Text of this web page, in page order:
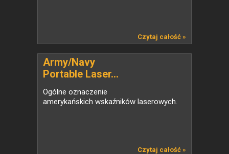
Czytaj całość »
Army/Navy
Portable Laser...
Ogólne oznaczenie
amerykańskich wskaźników laserowych.
Czytaj całość »